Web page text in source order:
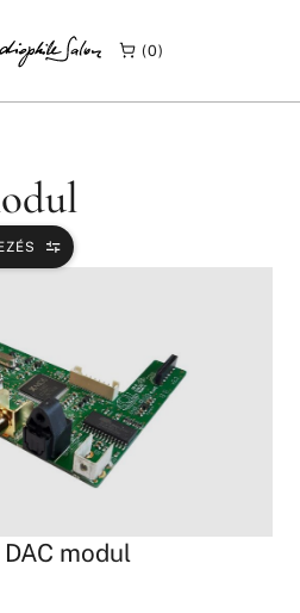
0
/ CD DAC MODUL
DAC modul